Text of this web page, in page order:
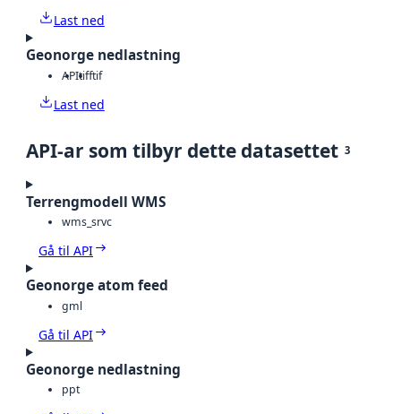
Last ned
Geonorge nedlastning
APItifftif
Last ned
API-ar som tilbyr dette datasettet 3
Terrengmodell WMS
wms_srvc
Gå til API
Geonorge atom feed
gml
Gå til API
Geonorge nedlastning
ppt